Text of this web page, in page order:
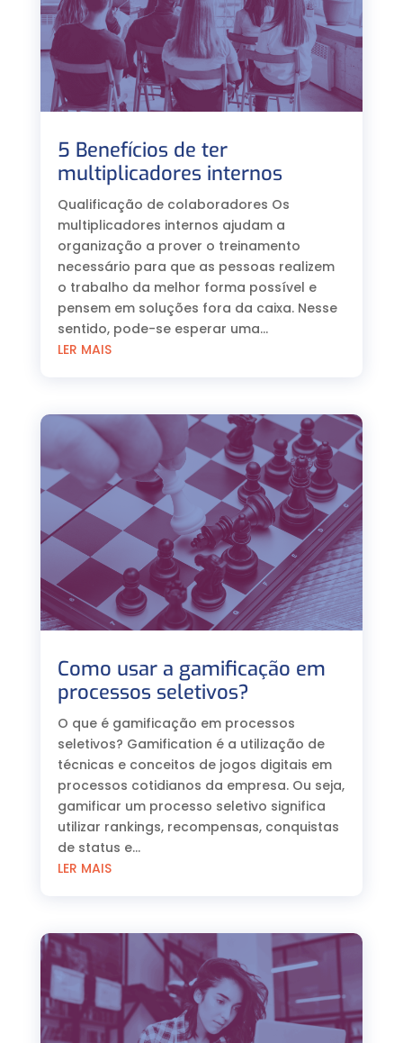
5 Benefícios de ter
multiplicadores internos
Qualificação de colaboradores Os
multiplicadores internos ajudam a
organização a prover o treinamento
necessário para que as pessoas realizem
o trabalho da melhor forma possível e
pensem em soluções fora da caixa. Nesse
sentido, pode-se esperar uma...
LER MAIS
Como usar a gamificação em
processos seletivos?
O que é gamificação em processos
seletivos? Gamification é a utilização de
técnicas e conceitos de jogos digitais em
processos cotidianos da empresa. Ou seja,
gamificar um processo seletivo significa
utilizar rankings, recompensas, conquistas
de status e...
LER MAIS